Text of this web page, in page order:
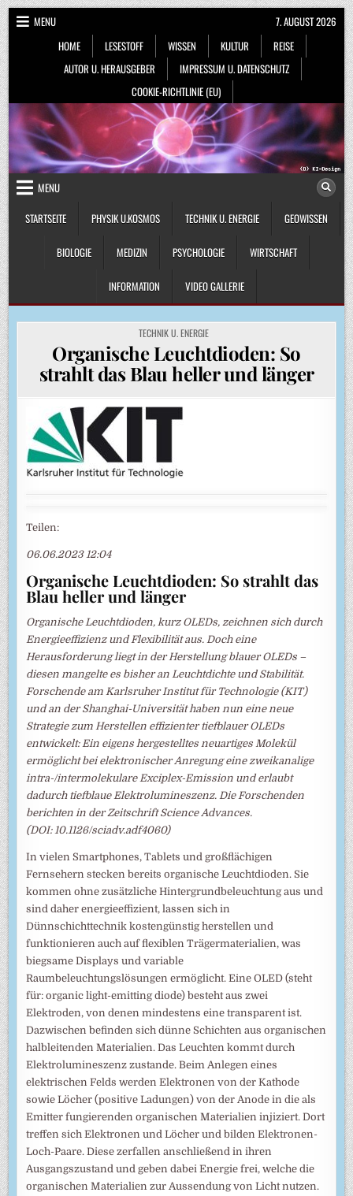
Skip
to
content
MENU
HOME
LESESTOFF WISSEN KULTUR
REISE
AUTOR U. HERAUSGEBER
IMPRESSUM U. DATENSCHUTZ
COOKIE-RICHTLINIE (EU)
7. AUGUST 2026
MENU
STARTSEITE
PHYSIK U.KOSMOS TECHNIK U. ENERGIE GEOWISSEN
BIOLOGIE MEDIZIN PSYCHOLOGIE WIRTSCHAFT
INFORMATION VIDEO GALLERIE
POSTED
IN
TECHNIK U. ENERGIE
Organische Leuchtdioden: So
strahlt das Blau heller und länger
Teilen:
06.06.2023 12:04
Organische Leuchtdioden: So strahlt das
Blau heller und länger
Organische Leuchtdioden, kurz OLEDs, zeichnen sich durch
Energieeffizienz und Flexibilität aus. Doch eine
Herausforderung liegt in der Herstellung blauer OLEDs –
diesen mangelte es bisher an Leuchtdichte und Stabilität.
Forschende am Karlsruher Institut für Technologie (KIT)
und an der Shanghai-Universität haben nun eine neue
Strategie zum Herstellen effizienter tiefblauer OLEDs
entwickelt: Ein eigens hergestelltes neuartiges Molekül
ermöglicht bei elektronischer Anregung eine zweikanalige
intra-/intermolekulare Exciplex-Emission und erlaubt
dadurch tiefblaue Elektrolumineszenz. Die Forschenden
berichten in der Zeitschrift Science Advances.
(DOI: 10.1126/sciadv.adf4060)
In vielen Smartphones, Tablets und großflächigen
Fernsehern stecken bereits organische Leuchtdioden. Sie
kommen ohne zusätzliche Hintergrundbeleuchtung aus und
sind daher energieeffizient, lassen sich in
Dünnschichttechnik kostengünstig herstellen und
funktionieren auch auf flexiblen Trägermaterialien, was
biegsame Displays und variable
Raumbeleuchtungslösungen ermöglicht. Eine OLED (steht
für: organic light-emitting diode) besteht aus zwei
Elektroden, von denen mindestens eine transparent ist.
Dazwischen befinden sich dünne Schichten aus organischen
halbleitenden Materialien. Das Leuchten kommt durch
Elektrolumineszenz zustande. Beim Anlegen eines
elektrischen Felds werden Elektronen von der Kathode
sowie Löcher (positive Ladungen) von der Anode in die als
Emitter fungierenden organischen Materialien injiziert. Dort
treffen sich Elektronen und Löcher und bilden Elektronen-
Loch-Paare. Diese zerfallen anschließend in ihren
Ausgangszustand und geben dabei Energie frei, welche die
organischen Materialien zur Aussendung von Licht nutzen.